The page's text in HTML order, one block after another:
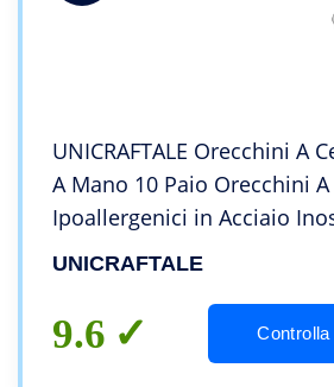
UNICRAFTALE Orecchini A
A Mano 10 Paio Orecchini
Ipoallergenici in Acciaio
mm Spilla da 0.7 mm
UNICRAFTALE
9.6